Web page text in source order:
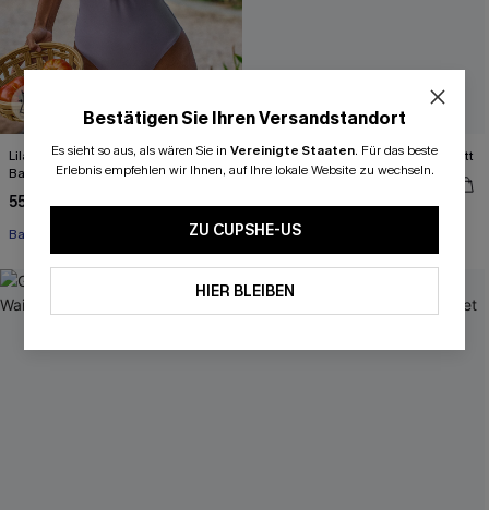
Lila Badeanzug mit Magic-
Bauchweg und tiefem Ausschnitt
55,00 €
Bauch Kontrolle
Rosa Bikini-Set mit tiefem Ausschnitt
Bestätigen Sie Ihren Versandstandort
Es sieht so aus, als wären Sie in Vereinigte Staaten. Für das beste
Erlebnis empfehlen wir Ihnen, auf Ihre lokale Website zu wechseln.
ZU CUPSHE-US
HIER BLEIBEN